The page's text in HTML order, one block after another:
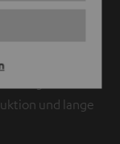
ermöglichen
nie
und lange